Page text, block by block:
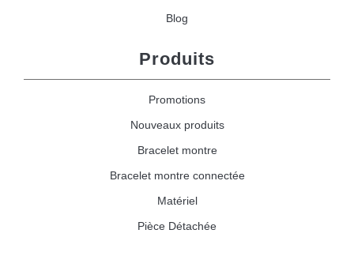
Blog
Produits
Promotions
Nouveaux produits
Bracelet montre
Bracelet montre connectée
Matériel
Pièce Détachée